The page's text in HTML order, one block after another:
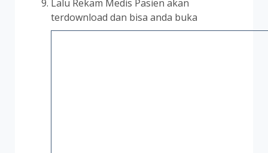
Lalu Rekam Medis Pasien akan
terdownload dan bisa anda buka